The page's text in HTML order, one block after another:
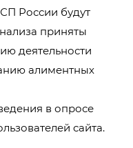
России будут
приняты
деятельности
алиментных
в опросе
сайта.